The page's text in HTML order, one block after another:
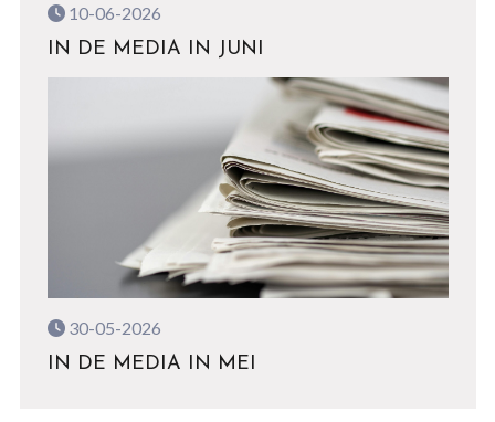
10-06-2026
IN DE MEDIA IN JUNI
30-05-2026
IN DE MEDIA IN MEI